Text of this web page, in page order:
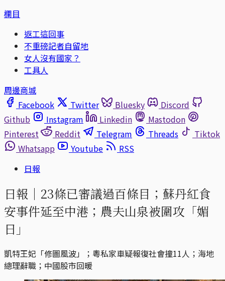
欄目
返工這回事
不重磅記者自留地
女人沒有國家？
工具人
周邊商城
Facebook
Twitter Bluesky
Discord
Github
Instagram Linkedin
Mastodon
Pinterest
Reddit Telegram Threads
Tiktok
Whatsapp
Youtube
RSS
日報
日報｜23條已審議過百條目；蘇丹紅食
安事件延至中港；農夫山泉被圍攻「媚
日」
凱特王妃「修圖風波」；粵私家車疑報復社會撞11人；海地
總理辭職；中國股市回暖